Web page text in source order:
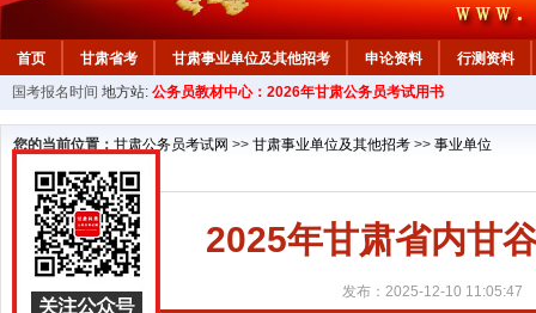
首页 甘肃省考 甘肃事业单位及其他招考 申论资料
行测资料
国考报名时间 地方站: 公务员教材中心：2026年甘肃公务员考试用书
您的当前位置： 甘肃公务员考试网 >> 甘肃事业单位及其他招考 >> 事业单位
2025年甘肃省内甘
发布：2025-12-10 11:05:47